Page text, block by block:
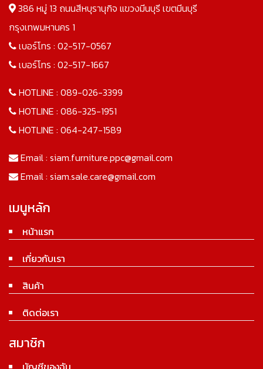
386 หมู่ 13 ถนนสีหบุรานุกิจ แขวงมีนบุรี เขตมีนบุรี
กรุงเทพมหานคร 1
เบอร์โทร : 02-517-0567
เบอร์โทร : 02-517-1667
HOTLINE : 089-026-3399
HOTLINE : 086-325-1951
HOTLINE : 064-247-1589
Email : siam.furniture.ppc@gmail.com
Email : siam.sale.care@gmail.com
เมนูหลัก
หน้าแรก
เกี่ยวกับเรา
สินค้า
ติดต่อเรา
สมาชิก